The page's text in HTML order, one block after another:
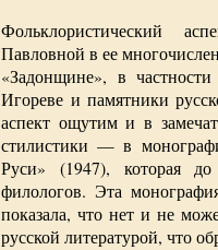
Фольклористический
Павловной в ее
«Задонщине», в
Игореве и памятники
аспект ощутим и в
стилистики — в
Руси» (1947), которая
филологов. Эта
показала, что нет и не
русской литературой, что